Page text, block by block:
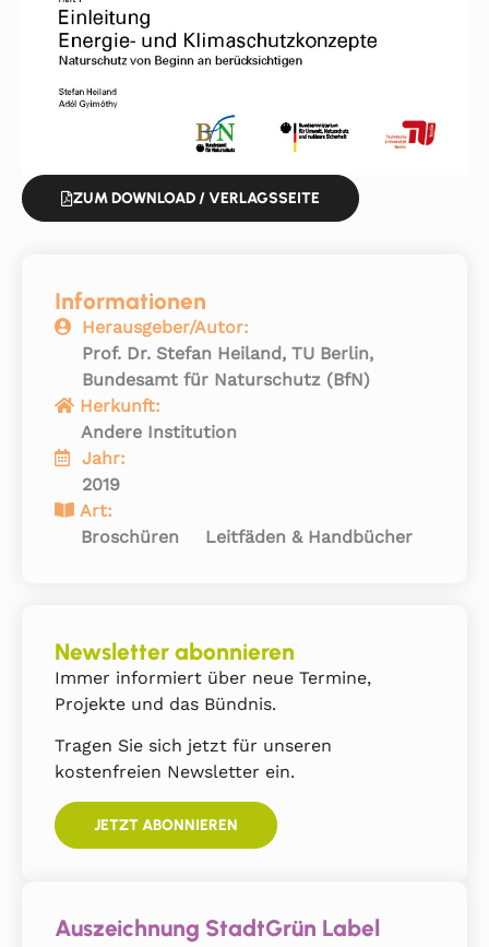
ZUM DOWNLOAD / VERLAGSSEITE
Informationen
Herausgeber/Autor:
Prof. Dr. Stefan Heiland, TU Berlin,
Bundesamt für Naturschutz (BfN)
Herkunft:
Andere Institution
Jahr:
2019
Art:
Broschüren
Leitfäden & Handbücher
Newsletter abonnieren
Immer informiert über neue Termine,
Projekte und das Bündnis.
Tragen Sie sich jetzt für unseren
kostenfreien Newsletter ein.
JETZT ABONNIEREN
Auszeichnung StadtGrün Label